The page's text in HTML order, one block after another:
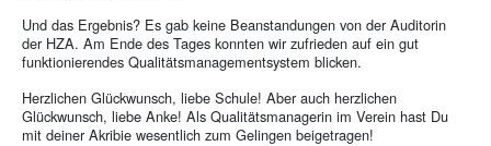
Und das Ergebnis? Es gab keine Beanstandungen von der Auditorin
der HZA. Am Ende des Tages konnten wir zufrieden auf ein gut
funktionierendes Qualitätsmanagementsystem blicken.
Herzlichen Glückwunsch, liebe Schule! Aber auch herzlichen
Glückwunsch, liebe Anke! Als Qualitätsmanagerin im Verein hast Du
mit deiner Akribie wesentlich zum Gelingen beigetragen!